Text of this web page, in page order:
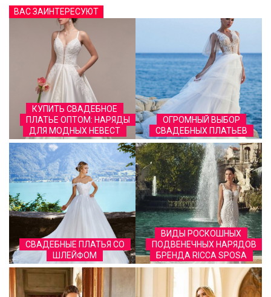
ВАС ЗАИНТЕРЕСУЮТ
КУПИТЬ СВАДЕБНОЕ
ПЛАТЬЕ ОПТОМ: НАРЯДЫ
ДЛЯ МОДНЫХ НЕВЕСТ
ОГРОМНЫЙ ВЫБОР
СВАДЕБНЫХ ПЛАТЬЕВ
СВАДЕБНЫЕ ПЛАТЬЯ СО
ШЛЕЙФОМ
ВИДЫ РОСКОШНЫХ
ПОДВЕНЕЧНЫХ НАРЯДОВ
БРЕНДА RICCA SPOSA